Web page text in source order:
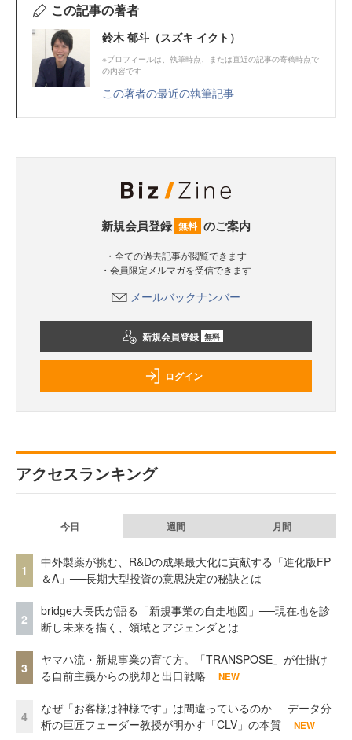
この記事の著者
鈴木 郁斗（スズキ イクト）
※プロフィールは、執筆時点、または直近の記事の寄稿時点で
の内容です
この著者の最近の執筆記事
新規会員登録 無料 のご案内
・全ての過去記事が閲覧できます
・会員限定メルマガを受信できます
メールバックナンバー
新規会員登録 無料
ログイン
アクセスランキング
今日 週間 月間
1
中外製薬が挑む、R&Dの成果最大化に貢献する「進化版FP
＆A」──長期大型投資の意思決定の秘訣とは
2
bridge大長氏が語る「新規事業の自走地図」──現在地を診
断し未来を描く、領域とアジェンダとは
3
ヤマハ流・新規事業の育て方。「TRANSPOSE」が仕掛け
る自前主義からの脱却と出口戦略
NEW
4
なぜ「お客様は神様です」は間違っているのか──データ分
析の巨匠フェーダー教授が明かす「CLV」の本質
NEW